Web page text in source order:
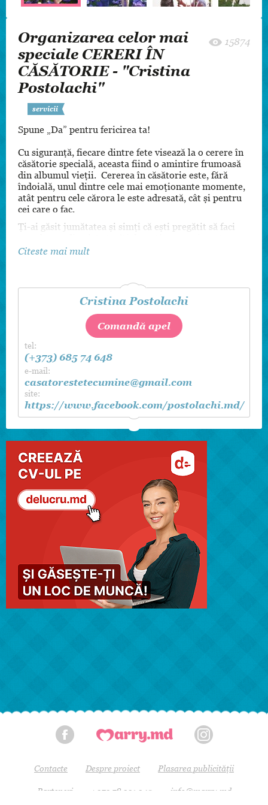
Organizarea celor mai
speciale CERERI ÎN
CĂSĂTORIE - "Cristina
Postolachi"
15874
servicii
Spune „Da” pentru fericirea ta!
Cu siguranță, fiecare dintre fete visează la o cerere în
căsătorie specială, aceasta fiind o amintire frumoasă
din albumul vieții. Cererea în căsătorie este, fără
îndoială, unul dintre cele mai emoționante momente,
atât pentru cele cărora le este adresată, cât și pentru
cei care o fac.
Ți-ai găsit jumătatea și simți că ești pregătit să faci
special, bine pus la punct și personalizat?
atenția la fiecare detaliu, deoarece detaliile contează!
Citeste mai mult
Cristina Postolachi
Comandă apel
tel:
(+373) 685 74 648
e-mail:
casatorestetecumine@gmail.com
site:
https://www.facebook.com/postolachi.md/
Contacte Despre proiect Plasarea publicității
Parteneri +373 78 331 340 info@marry.md